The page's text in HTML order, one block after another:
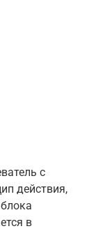
с
действия,
в